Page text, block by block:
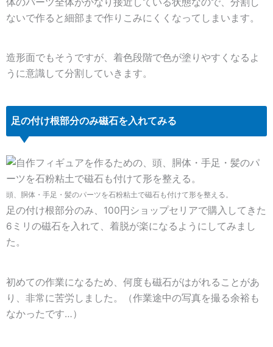
ないで作ると細部まで作りこみにくくなってしまいます。
造形面でもそうですが、着色段階で色が塗りやすくなるよ
うに意識して分割していきます。
足の付け根部分のみ磁石を入れてみる
頭、胴体・手足・髪のパーツを石粉粘土で磁石も付けて形を整える。
足の付け根部分のみ、100円ショップセリアで購入してきた
6ミリの磁石を入れて、着脱が楽になるようにしてみまし
た。
初めての作業になるため、何度も磁石がはがれることがあ
り、非常に苦労しました。（作業途中の写真を撮る余裕も
なかったです…）